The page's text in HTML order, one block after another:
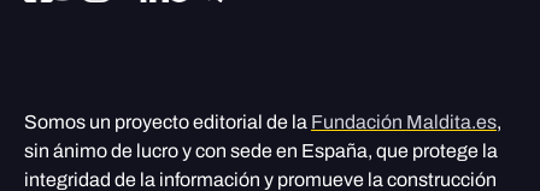
Somos un proyecto editorial de la Fundación Maldita.es,
sin ánimo de lucro y con sede en España, que protege la
integridad de la información y promueve la construcción